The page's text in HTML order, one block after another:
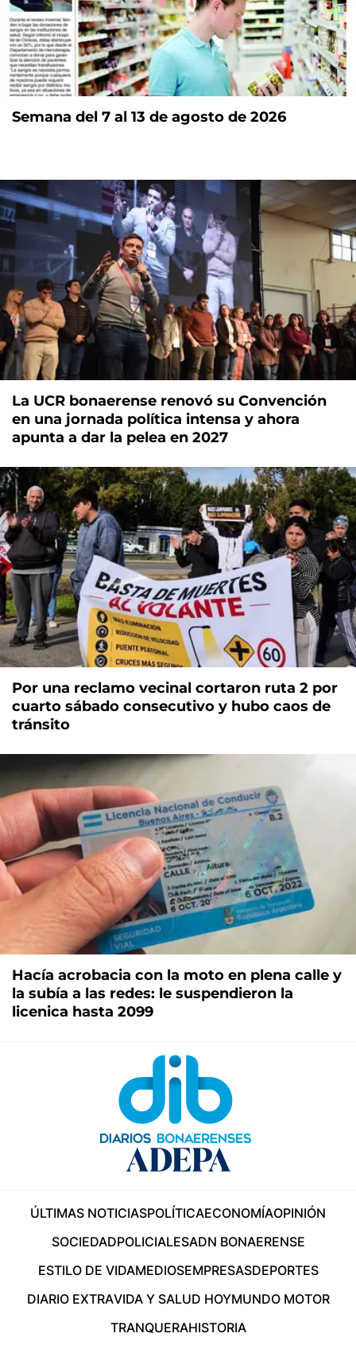
Semana del 7 al 13 de agosto de 2026
La UCR bonaerense renovó su Convención
en una jornada política intensa y ahora
apunta a dar la pelea en 2027
Por una reclamo vecinal cortaron ruta 2 por
cuarto sábado consecutivo y hubo caos de
tránsito
Hacía acrobacia con la moto en plena calle y
la subía a las redes: le suspendieron la
licenica hasta 2099
ÚLTIMAS NOTICIASPOLÍTICAECONOMÍAOPINIÓN
SOCIEDADPOLICIALESADN BONAERENSE
ESTILO DE VIDAMEDIOSEMPRESASDEPORTES
DIARIO EXTRAVIDA Y SALUD HOYMUNDO MOTOR
TRANQUERAHISTORIA